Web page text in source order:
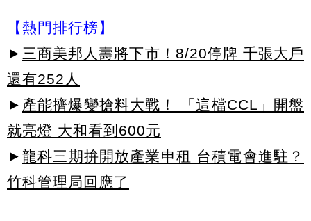
【熱門排行榜】
► 三商美邦人壽將下市！8/20停牌 千張大戶
還有252人
► 產能擠爆變搶料大戰！ 「這檔CCL」開盤
就亮燈 大和看到600元
► 龍科三期拚開放產業申租 台積電會進駐？
竹科管理局回應了